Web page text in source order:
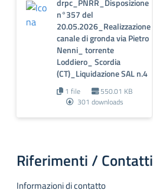
drpc_PNRR_Disposizione
n°357 del
20.05.2026_Realizzazione
canale di gronda via Pietro
Nenni_ torrente
Loddiero_ Scordia
(CT)_Liquidazione SAL n.4
1 file
550.01 KB
301 downloads
Riferimenti / Contatti
Informazioni di contatto